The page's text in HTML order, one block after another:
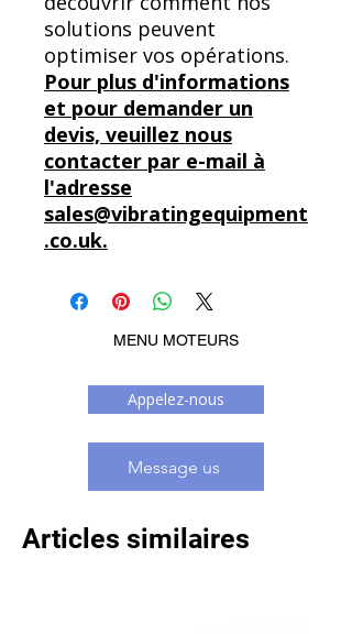
solutions peuvent
optimiser vos opérations.
Pour plus d'informations
et pour demander un
devis, veuillez nous
contacter par e-mail à
l'adresse
sales@vibratingequipment
.co.uk.
MENU MOTEURS
Appelez-nous
Message us
Articles similaires